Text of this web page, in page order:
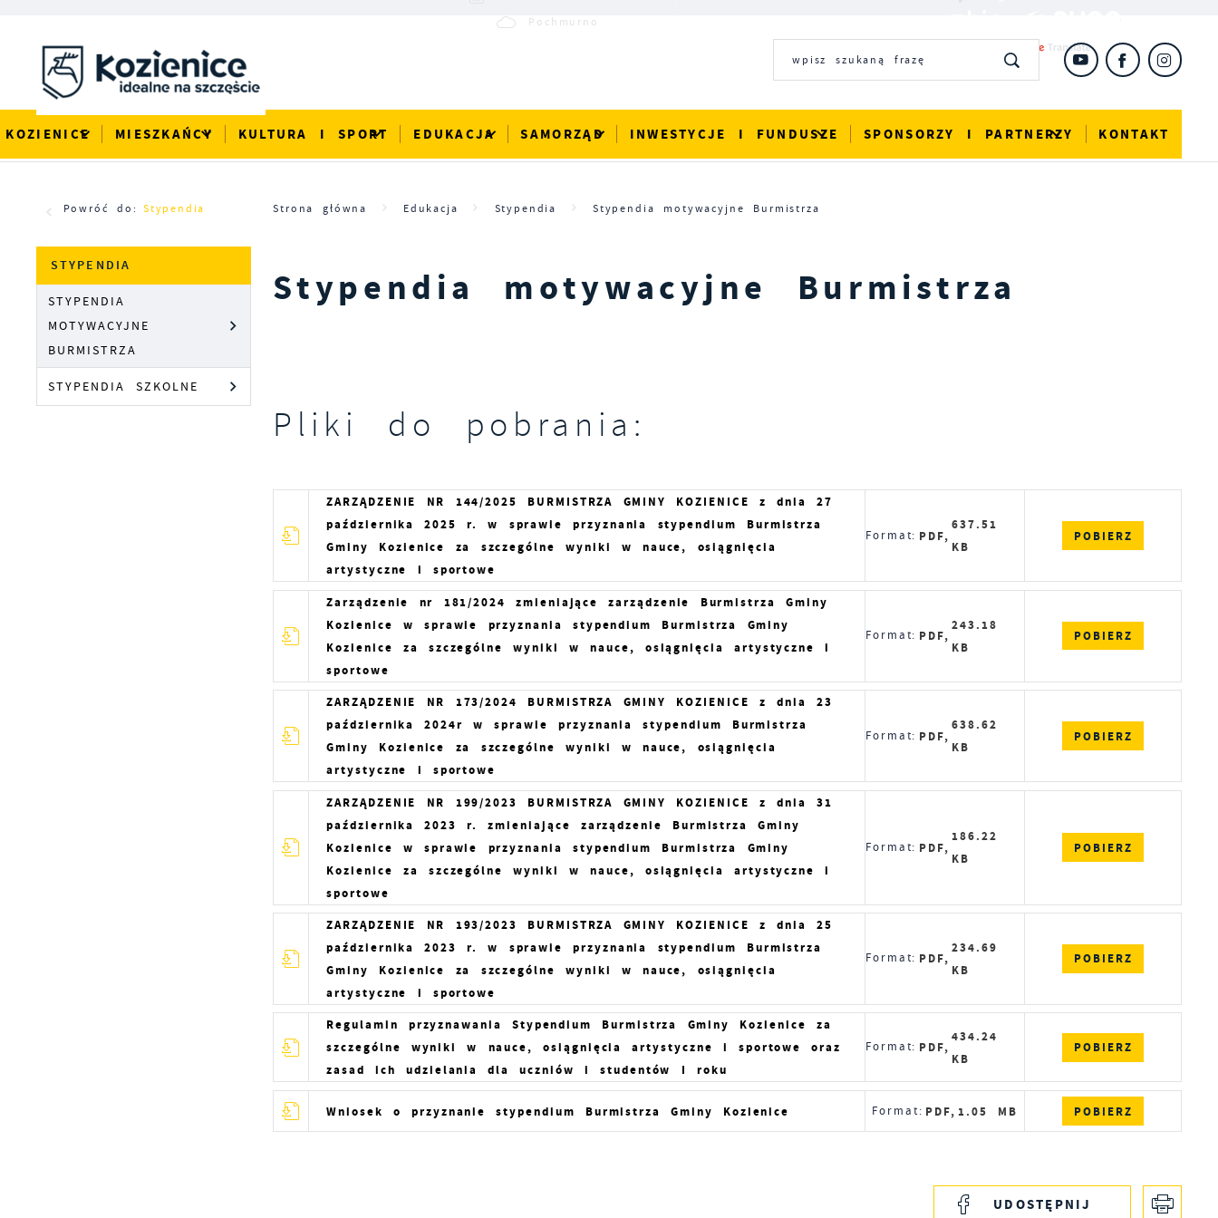
Pochmurno
KOZIENICE MIESZKAŃCY KULTURA I SPORT EDUKACJA SAMORZĄD INWESTYCJE I FUNDUSZE SPONSORZY I PARTNERZY KONTAKT
Powróć do: Stypendia Strona główna Edukacja Stypendia Stypendia motywacyjne Burmistrza
STYPENDIA
STYPENDIA
MOTYWACYJNE
BURMISTRZA
STYPENDIA SZKOLNE
Stypendia motywacyjne Burmistrza
Pliki do pobrania:
ZARZĄDZENIE NR 144/2025 BURMISTRZA GMINY KOZIENICE z dnia 27
października 2025 r. w sprawie przyznania stypendium Burmistrza
Gminy Kozienice za szczególne wyniki w nauce, osiągnięcia
artystyczne i sportowe
Format: PDF,
637.51
KB
POBIERZ
Zarządzenie nr 181/2024 zmieniające zarządzenie Burmistrza Gminy
Kozienice w sprawie przyznania stypendium Burmistrza Gminy
Kozienice za szczególne wyniki w nauce, osiągnięcia artystyczne i
sportowe
Format: PDF,
243.18
KB
POBIERZ
ZARZĄDZENIE NR 173/2024 BURMISTRZA GMINY KOZIENICE z dnia 23
października 2024r w sprawie przyznania stypendium Burmistrza
Gminy Kozienice za szczególne wyniki w nauce, osiągnięcia
artystyczne i sportowe
Format: PDF,
638.62
KB
POBIERZ
ZARZĄDZENIE NR 199/2023 BURMISTRZA GMINY KOZIENICE z dnia 31
października 2023 r. zmieniające zarządzenie Burmistrza Gminy
Kozienice w sprawie przyznania stypendium Burmistrza Gminy
Kozienice za szczególne wyniki w nauce, osiągnięcia artystyczne i
sportowe
Format: PDF,
186.22
KB
POBIERZ
ZARZĄDZENIE NR 193/2023 BURMISTRZA GMINY KOZIENICE z dnia 25
października 2023 r. w sprawie przyznania stypendium Burmistrza
Gminy Kozienice za szczególne wyniki w nauce, osiągnięcia
artystyczne i sportowe
Format: PDF,
234.69
KB
POBIERZ
Regulamin przyznawania Stypendium Burmistrza Gminy Kozienice za
szczególne wyniki w nauce, osiągnięcia artystyczne i sportowe oraz
zasad ich udzielania dla uczniów i studentów I roku
Format: PDF,
434.24
KB
POBIERZ
Wniosek o przyznanie stypendium Burmistrza Gminy Kozienice Format: PDF, 1.05 MB POBIERZ
UDOSTĘPNIJ
Ustawienia
Szanujemy Twoją prywatność. Możesz zmienić ustawienia cookies
lub zaakceptować je wszystkie. W dowolnym momencie możesz
dokonać zmiany swoich ustawień.